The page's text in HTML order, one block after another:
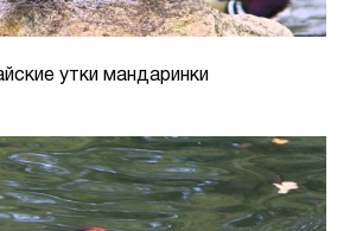
утки мандаринки